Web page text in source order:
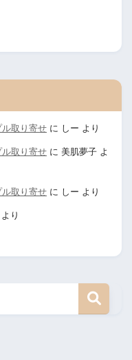
取り寄せ に しー より
取り寄せ に 美肌夢子 よ
取り寄せ に しー より
より